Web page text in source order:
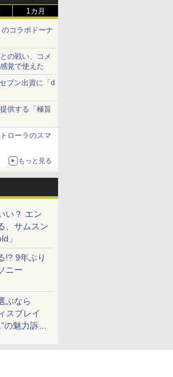
1カ月
コラボドーナ
の戦い、コメ
覚で使えた
ブン出資に「d
供する「極旨
ローラのスマ
もっと見る
い？ エン
、サムスン
」
!? 9年ぶり
ニー
ぶなら
スプレイ
の魅力訴